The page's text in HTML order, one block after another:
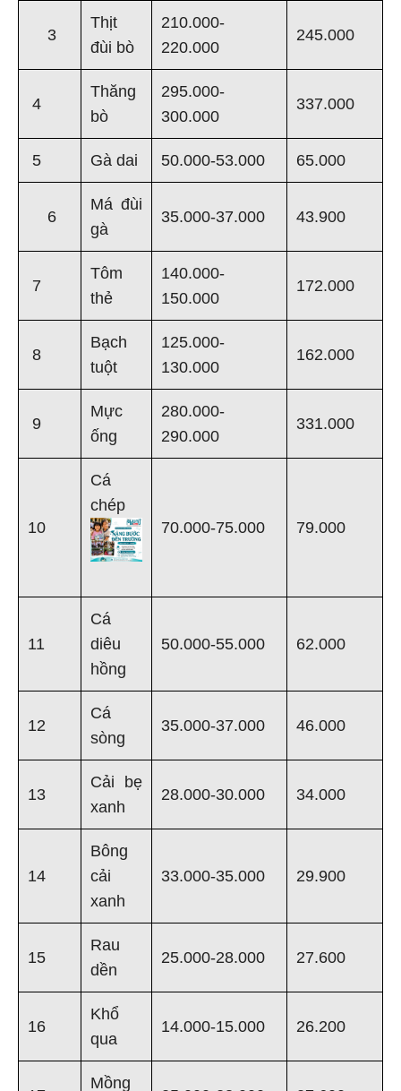
3
Thịt
đùi bò
210.000-
220.000
245.000
4
Thăng
bò
295.000-
300.000
337.000
5 Gà dai 50.000-53.000 65.000
6
Má đùi
gà
35.000-37.000 43.900
7
Tôm
thẻ
140.000-
150.000
172.000
8
Bạch
tuột
125.000-
130.000
162.000
9
Mực
ống
280.000-
290.000
331.000
10
Cá
chép
70.000-75.000
79.000
11
Cá
diêu
hồng
50.000-55.000 62.000
12
Cá
sòng
35.000-37.000 46.000
13
Cải bẹ
xanh
28.000-30.000 34.000
14
Bông
cải
xanh
33.000-35.000 29.900
15
Rau
dền
25.000-28.000 27.600
16
Khổ
qua
14.000-15.000 26.200
Mồng